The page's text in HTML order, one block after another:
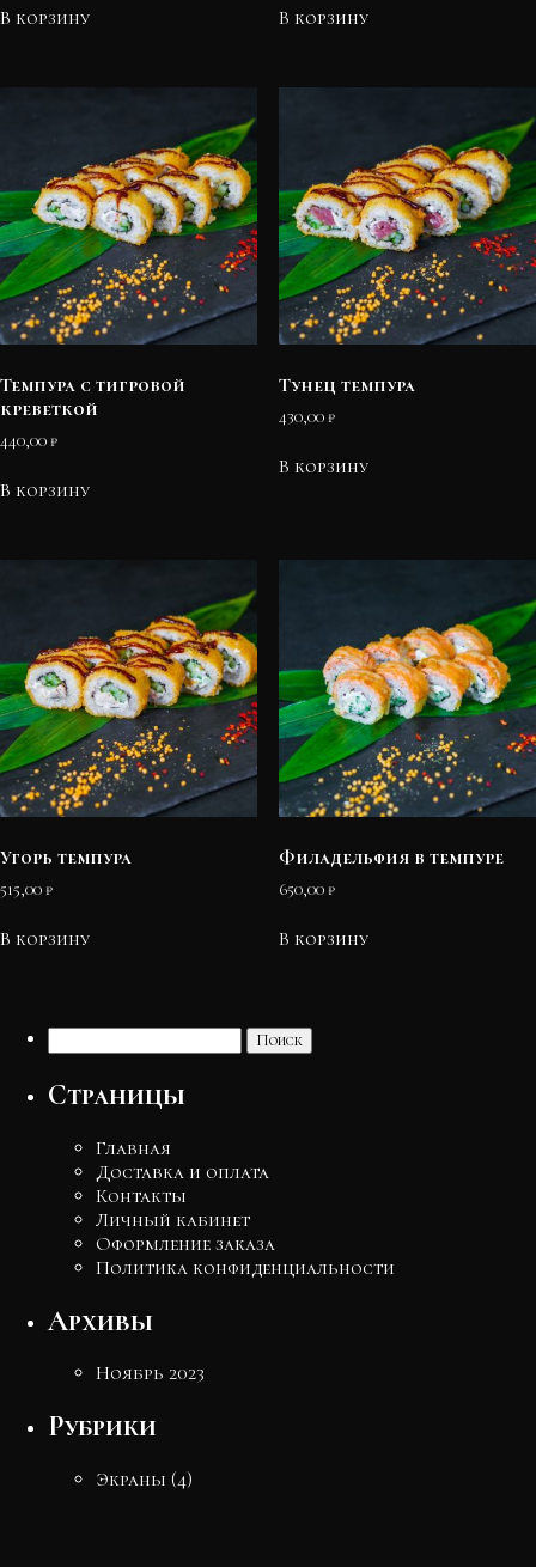
В корзину В корзину
Темпура с тигровой
креветкой
440,00 ₽
В корзину
Тунец темпура
430,00 ₽
В корзину
Угорь темпура
515,00 ₽
В корзину
Филадельфия в темпуре
650,00 ₽
В корзину
Страницы
Главная
Доставка и оплата
Контакты
Личный кабинет
Оформление заказа
Политика конфиденциальности
Архивы
Ноябрь 2023
Рубрики
Экраны (4)